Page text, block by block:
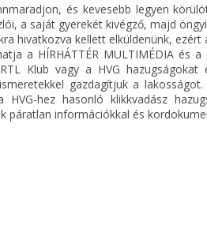
és kevesebb legyen
a saját gyerekét kivégző, majd
hivatkozva kellett elküldenünk, ezért
a HÍRHÁTTÉR MULTIMÉDIA és a
Klub vagy a HVG hazugságokat
gazdagítjuk a
hez hasonló klikkvadász
páratlan információkkal és